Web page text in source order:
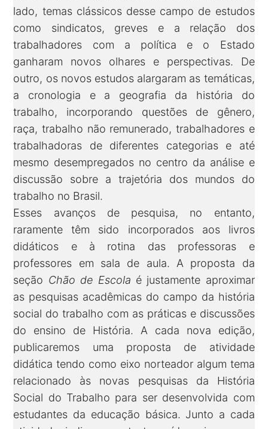
lado, temas clássicos desse campo de estudos
como sindicatos, greves e a relação dos
trabalhadores com a política e o Estado
ganharam novos olhares e perspectivas. De
outro, os novos estudos alargaram as temáticas,
a cronologia e a geografia da história do
trabalho, incorporando questões de gênero,
raça, trabalho não remunerado, trabalhadores e
trabalhadoras de diferentes categorias e até
mesmo desempregados no centro da análise e
discussão sobre a trajetória dos mundos do
trabalho no Brasil.
Esses avanços de pesquisa, no entanto,
raramente têm sido incorporados aos livros
didáticos e à rotina das professoras e
professores em sala de aula. A proposta da
seção Chão de Escola é justamente aproximar
as pesquisas acadêmicas do campo da história
social do trabalho com as práticas e discussões
do ensino de História. A cada nova edição,
publicaremos uma proposta de atividade
didática tendo como eixo norteador algum tema
relacionado às novas pesquisas da História
Social do Trabalho para ser desenvolvida com
estudantes da educação básica. Junto a cada